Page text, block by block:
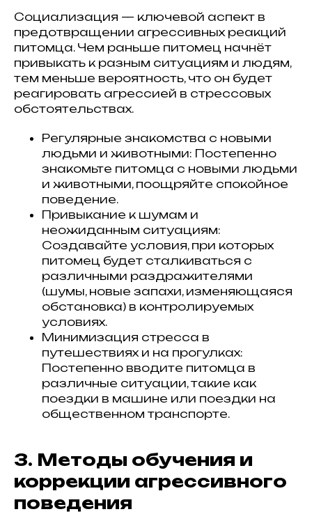
Социализация — ключевой аспект в
предотвращении агрессивных реакций
питомца. Чем раньше питомец начнёт
привыкать к разным ситуациям и людям,
тем меньше вероятность, что он будет
реагировать агрессией в стрессовых
обстоятельствах.
Регулярные знакомства с новыми
людьми и животными: Постепенно
знакомьте питомца с новыми людьми
и животными, поощряйте спокойное
поведение.
Привыкание к шумам и
неожиданным ситуациям:
Создавайте условия, при которых
питомец будет сталкиваться с
различными раздражителями
(шумы, новые запахи, изменяющаяся
обстановка) в контролируемых
условиях.
Минимизация стресса в
путешествиях и на прогулках:
Постепенно вводите питомца в
различные ситуации, такие как
поездки в машине или поездки на
общественном транспорте.
3. Методы обучения и
коррекции агрессивного
поведения